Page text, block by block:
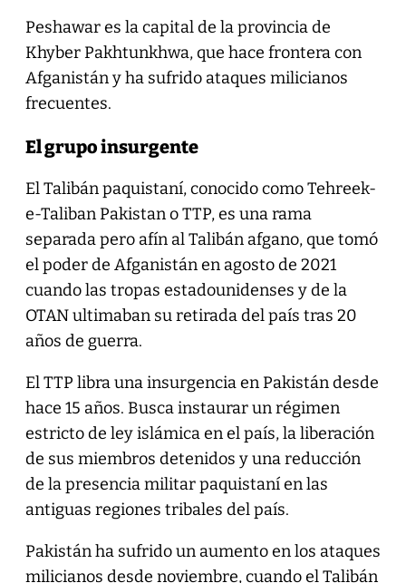
Peshawar es la capital de la provincia de
Khyber Pakhtunkhwa, que hace frontera con
Afganistán y ha sufrido ataques milicianos
frecuentes.
El grupo insurgente
El Talibán paquistaní, conocido como Tehreek-
e-Taliban Pakistan o TTP, es una rama
separada pero afín al Talibán afgano, que tomó
el poder de Afganistán en agosto de 2021
cuando las tropas estadounidenses y de la
OTAN ultimaban su retirada del país tras 20
años de guerra.
El TTP libra una insurgencia en Pakistán desde
hace 15 años. Busca instaurar un régimen
estricto de ley islámica en el país, la liberación
de sus miembros detenidos y una reducción
de la presencia militar paquistaní en las
antiguas regiones tribales del país.
Pakistán ha sufrido un aumento en los ataques
milicianos desde noviembre, cuando el Talibán